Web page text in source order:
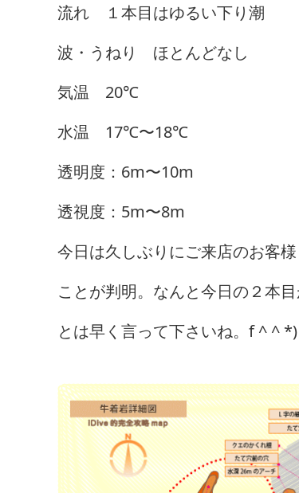
流れ １本目はゆるい下り潮
波・うねり ほとんどなし
気温 20℃
水温 17℃〜18℃
透明度：6m〜10m
透視度：5m〜8m
今日は久しぶりにご来店のお客
ことが判明。なんと今日の２本
とは早く言って下さいね。f ^ ^ *)